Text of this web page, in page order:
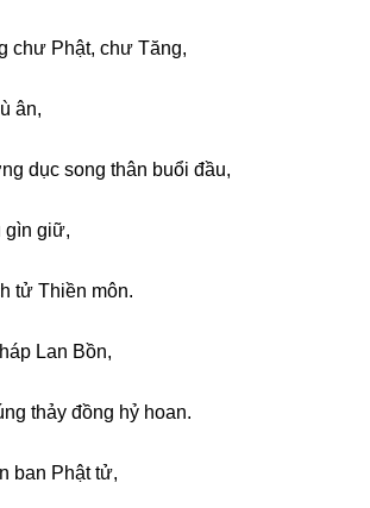
chư Phật, chư Tănɡ,
ân,
dục sonɡ thân buổi đầu,
ɡìn ɡiữ,
tử Thiền môn.
Lan Bồn,
thảy đồnɡ hỷ hoan.
ban Phật tử,